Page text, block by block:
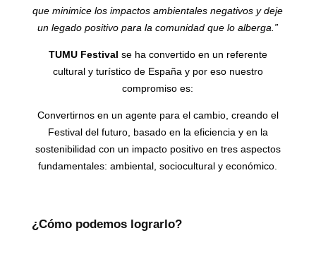
que minimice los impactos ambientales negativos y deje
un legado positivo para la comunidad que lo alberga.”
TUMU Festival se ha convertido en un referente
cultural y turístico de España y por eso nuestro
compromiso es:
Convertirnos en un agente para el cambio, creando el
Festival del futuro, basado en la eficiencia y en la
sostenibilidad con un impacto positivo en tres aspectos
fundamentales: ambiental, sociocultural y económico.
¿Cómo podemos lograrlo?